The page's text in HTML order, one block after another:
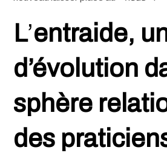
L’entraide,
d’évolution
sphère
des